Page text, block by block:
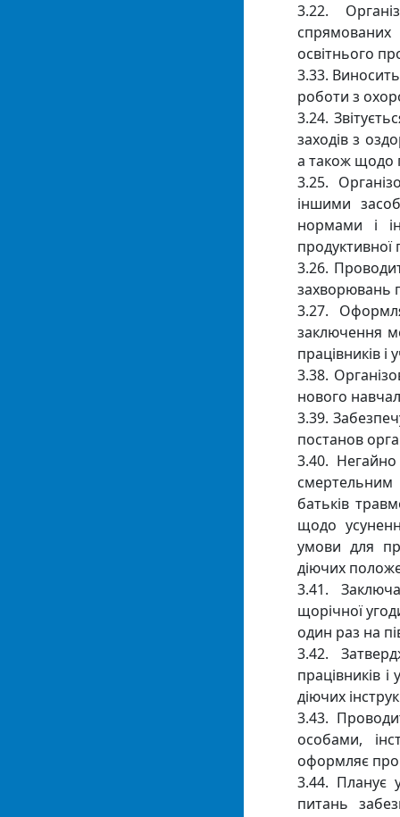
3.22.
освітнього
3.33.
роботи з
3.24.
заходів з
а також щодо
3.25.
іншими
нормами і
продуктивної
3.26.
захворювань
3.27.
заключення
працівників і
3.38.
нового
3.39.
постанов
3.40.
батьків
щодо
умови для
діючих
3.41.
щорічної
один раз на
3.42.
працівників
діючих
3.43.
особами,
оформляє
3.44. Планує
питань